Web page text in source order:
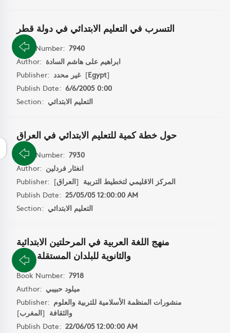
التسرب في التعليم الابتدائي في دولة قطر
Book Number: 7940
Author: ابراهيم على هاشم السادة
Publisher: غير محدد[Egypt]
Publish Date: 6/6/2005 0:00
Section: التعليم الابتدائي
حول خطة كمية للتعليم الابتدائي في العراق
Book Number: 7930
Author: انغثار فردلين
Publisher:
المركز الاقليمي لتخطيط التربية [العراق]
Publish Date: 25/05/05 12:00:00 AM
Section: التعليم الابتدائي
منهج اللغة العربية في المرحلتين الابتدائية
والثانوية للبلدان المستقلة حديثا
Book Number: 7918
Author: ميلود حبيبي
Publisher: منشورات المنظمة الأسلامية للتربية والعلوم
والثقافة [المغرب]
Publish Date: 22/06/05 12:00:00 AM